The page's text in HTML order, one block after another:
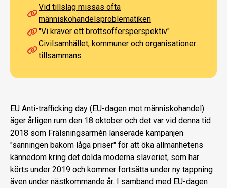
Vid tillslag missas ofta
människohandelsproblematiken
"Vi kräver ett brottsoffersperspektiv"
Civilsamhället, kommuner och organisationer
tillsammans
EU Anti-trafficking day (EU-dagen mot människohandel)
äger årligen rum den 18 oktober och det var vid denna tid
2018 som Frälsningsarmén lanserade kampanjen
"sanningen bakom låga priser" för att öka allmänhetens
kännedom kring det dolda moderna slaveriet, som har
körts under 2019 och kommer fortsätta under ny tappning
även under nästkommande år. I samband med EU-dagen